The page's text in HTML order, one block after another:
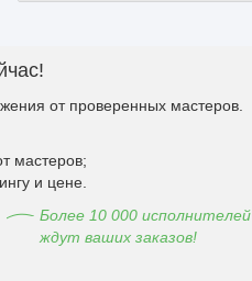
от проверенных мастеров.
мастеров;
и цене.
Более 10 000 исполнителей
ждут ваших заказов!